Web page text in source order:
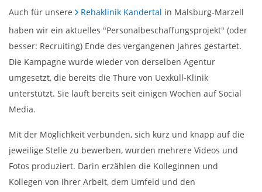
Auch für unsere Rehaklinik Kandertal in Malsburg-Marzell
haben wir ein aktuelles "Personalbeschaffungsprojekt" (oder
besser: Recruiting) Ende des vergangenen Jahres gestartet.
Die Kampagne wurde wieder von derselben Agentur
umgesetzt, die bereits die Thure von Uexküll-Klinik
unterstützt. Sie läuft bereits seit einigen Wochen auf Social
Media.
Mit der Möglichkeit verbunden, sich kurz und knapp auf die
jeweilige Stelle zu bewerben, wurden mehrere Videos und
Fotos produziert. Darin erzählen die Kolleginnen und
Kollegen von ihrer Arbeit, dem Umfeld und den